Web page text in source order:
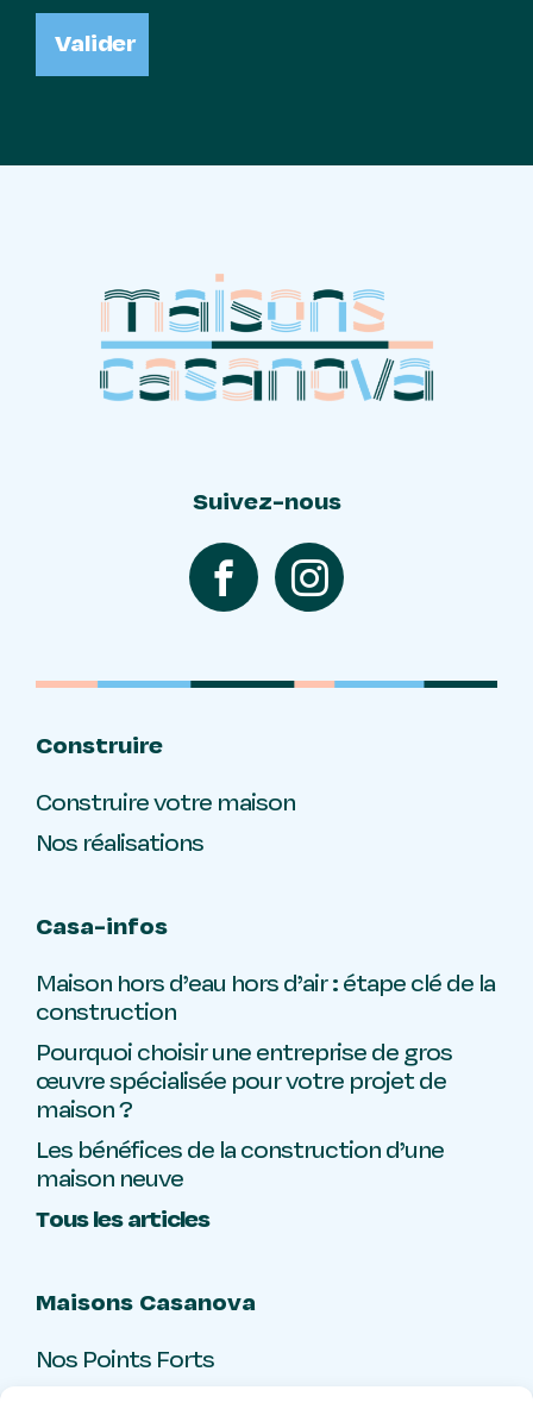
Valider
Suivez-nous
Construire
Construire votre maison
Nos réalisations
Casa-infos
Maison hors d’eau hors d’air : étape clé de la
construction
Pourquoi choisir une entreprise de gros
œuvre spécialisée pour votre projet de
maison ?
Les bénéfices de la construction d’une
maison neuve
Tous les articles
Maisons Casanova
Nos Points Forts